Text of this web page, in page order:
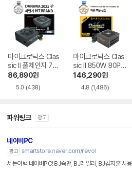
마이크로닉스 Clas
sic II 풀체인지 700
W 80PLUS실버 A
TX3.1
86,890원
5.0 (438)
마이크로닉스 Clas
sic II 850W 80PL
US골드 풀모듈러 A
TX3.1
146,290원
4.8 (1,486)
파워링크 광고
네이비PC
광고 smartstore.naver.com/revol
서든어택 네이비PC! BJ슉맨, BJ레일리, BJ김지훈 사